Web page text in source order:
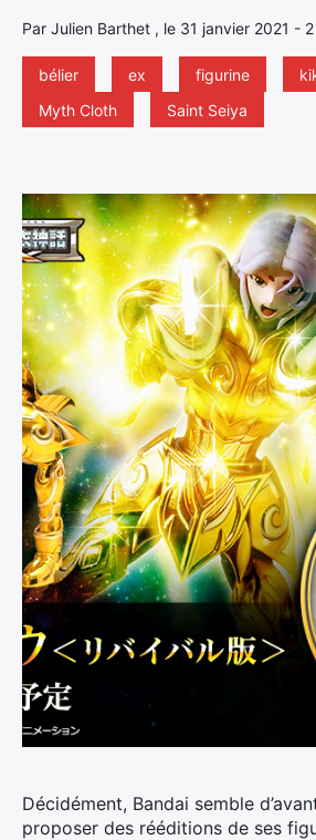
Par Julien Barthet , le 31 janvier 2021 -
bélier ex figurine
Myth Cloth
Saint Seiya
Décidément, Bandai semble
proposer des rééditions de ses